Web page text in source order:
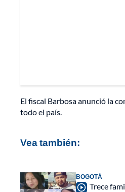
El fiscal Barbosa anunció la
todo el país.
Vea también:
BOGOTÁ
Trece